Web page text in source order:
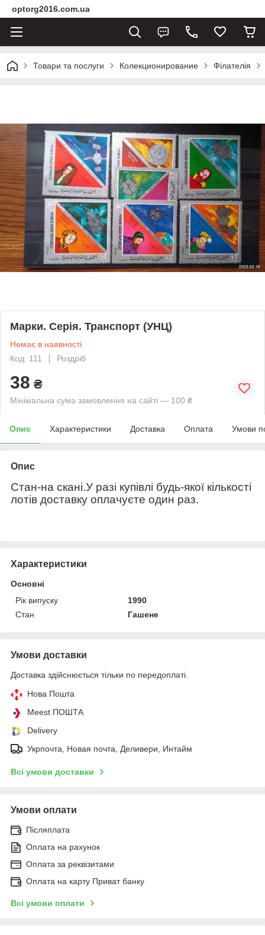
optorg2016.com.ua
Товари та послуги Колекционирование Філателія
Марки. Серія. Транспорт (УНЦ)
Немає в наявності
Код: 111
Роздріб
38 ₴
Мінімальна сума замовлення на сайті — 100 ₴
Опис Характеристики Доставка Оплата Умови
Опис
Стан-на скані.У разі купівлі будь-якої кількості
лотів доставку оплачуєте один раз.
Характеристики
Основні
Рік випуску
1990
Стан
Гашене
Умови доставки
Доставка здійснюється тільки по передоплаті.
Нова Пошта
Meest ПОШТА
Delivery
Укрпочта, Новая почта, Деливери, Интайм
Всі умови доставки
Умови оплати
Післяплата
Оплата на рахунок
Оплата за реквізитами
Оплата на карту Приват банку
Всі умови оплати